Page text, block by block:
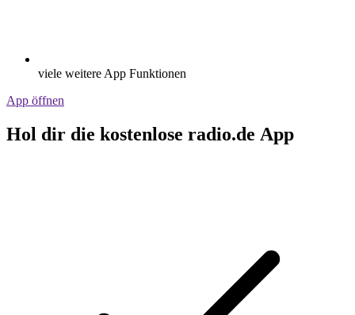
viele weitere App Funktionen
App öffnen
Hol dir die kostenlose radio.de App